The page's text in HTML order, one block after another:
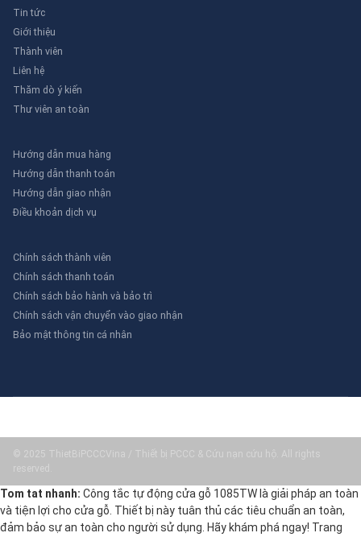
Tin tức
Giới thiệu
Thành viên
Liên hệ
Thăm dò ý kiến
Thư viên an toàn
Hướng dẫn mua hàng
Hướng dẫn thanh toán
Hướng dẫn giao nhận
Điều khoản dịch vụ
Chính sách thành viên
Chính sách thanh toán
Chính sách bảo hành và bảo trì
Chính sách vận chuyển vào giao nhận
Bảo mật thông tin cá nhân
© 2025 ThietBiPCCCVina / Thiết bị PCCC & Cứu nạn cứu hộ. All rights
reserved.
Tom tat nhanh: Công tắc tự động cửa gỗ 1085TW là giải pháp an toàn
và tiện lợi cho cửa gỗ. Thiết bị này tuân thủ các tiêu chuẩn an toàn,
đảm bảo sự an toàn cho người sử dụng. Hãy khám phá ngay! Trang